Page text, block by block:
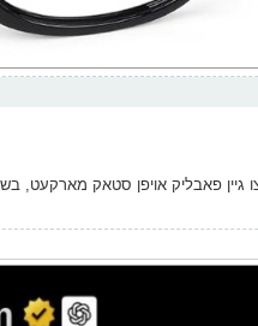
גיין פאבליק אויפן סטאק מארקעט,